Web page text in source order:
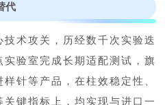
代
术攻关，历经数千次实验迭
验室完成长期适配测试，旗
针等产品，在柱效稳定性、
键指标上，均实现与进口一